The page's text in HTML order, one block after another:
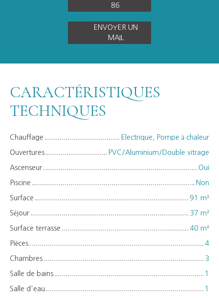
86
ENVOYER UN
MAIL
CARACTÉRISTIQUES
TECHNIQUES
Chauffage Electrique, Pompe à chaleur
Ouvertures PVC/Aluminium/Double vitrage
Ascenseur Oui
Piscine Non
Surface 91 m²
Séjour 37 m²
Surface terrasse 40 m²
Pièces 4
Chambres 3
Salle de bains 1
Salle d'eau 1